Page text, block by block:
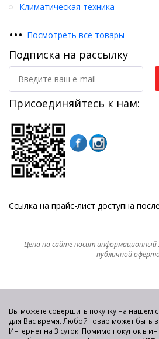
Климатическая техника
••• Посмотреть все товары
Подписка на рассылку
Присоединяйтесь к нам:
Ссылка на прайс-лист доступна после
Цена на сайте носит информационный
публичной
Вы можете совершить покупку на нашем
для Вас время. Любой товар может быть
Интернет на 3 суток. Помимо покупок в